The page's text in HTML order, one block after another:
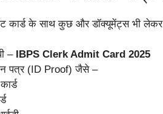
कार्ड के साथ कुछ और डॉक्यूमेंट्स भी लेकर
–
IBPS Clerk Admit Card 2025
पत्र (ID Proof) जैसे –